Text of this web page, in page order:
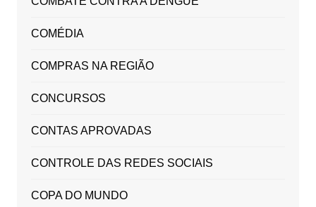
COMÉDIA
COMPRAS NA REGIÃO
CONCURSOS
CONTAS APROVADAS
CONTROLE DAS REDES SOCIAIS
COPA DO MUNDO